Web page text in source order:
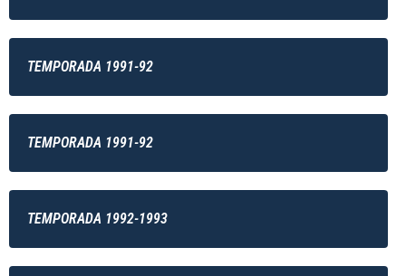
TEMPORADA 1991-92
TEMPORADA 1991-92
TEMPORADA 1992-1993